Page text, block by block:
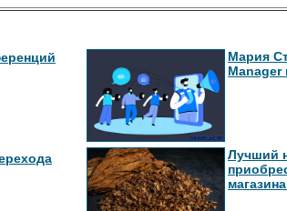
Мария
Manager
Лучший